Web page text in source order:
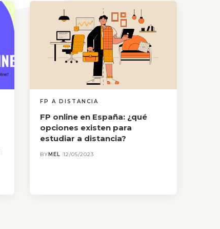
FP A DISTANCIA
FP online en España: ¿qué
opciones existen para
estudiar a distancia?
BY MEL 12/05/2023